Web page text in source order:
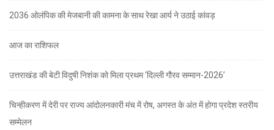
2036 ओलंपिक की मेजबानी की कामना के साथ रेखा आर्य ने उठाई कांवड़
आज का राशिफल
उत्तराखंड की बेटी विदुषी निशंक को मिला प्रथम ‘दिल्ली गौरव सम्मान-2026’
चिन्हीकरण में देरी पर राज्य आंदोलनकारी मंच में रोष, अगस्त के अंत में होगा प्रदेश स्तरीय
सम्मेलन